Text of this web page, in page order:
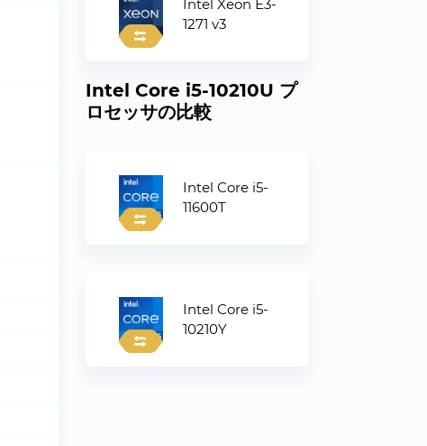
Intel Xeon E3-
1271 v3
Intel Core i5-10210U プ
ロセッサの比較
Intel Core i5-
11600T
Intel Core i5-
10210Y